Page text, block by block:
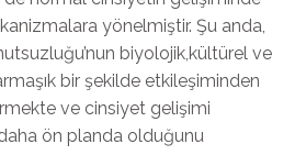
yönelmiştir. Şu anda,
biyolojik,kültürel ve
bir şekilde etkileşiminden
ve cinsiyet gelişimi
ön planda olduğunu